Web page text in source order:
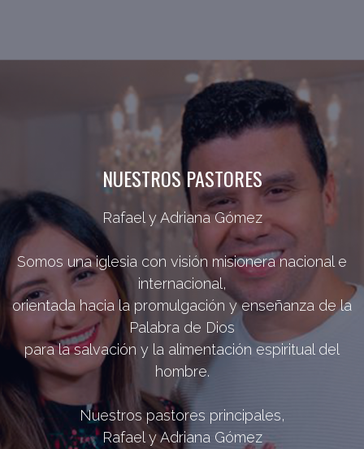
NUESTROS PASTORES
Rafael y Adriana Gómez
Somos una iglesia con visión misionera nacional e
internacional,
orientada hacia la promulgación y enseñanza de la
Palabra de Dios
para la salvación y la alimentación espiritual del
hombre.
Nuestros pastores principales,
Rafael y Adriana Gómez